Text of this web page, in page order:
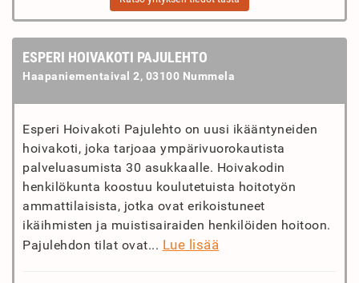
ESPERI HOIVAKOTI PAJULEHTO
Haapaniementaival 2, 03100 Nummela
Esperi Hoivakoti Pajulehto on uusi ikääntyneiden
hoivakoti, joka tarjoaa ympärivuorokautista
palveluasumista 30 asukkaalle. Hoivakodin
henkilökunta koostuu koulutetuista hoitotyön
ammattilaisista, jotka ovat erikoistuneet
ikäihmisten ja muistisairaiden henkilöiden hoitoon.
Pajulehdon tilat ovat... Lue lisää